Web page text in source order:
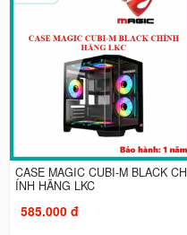
CASE MAGIC CUBI-M BLACK CH
ÍNH HÃNG LKC
585.000 đ